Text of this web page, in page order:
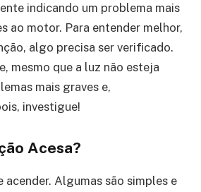
indicando um problema mais
ao motor. Para entender melhor,
algo precisa ser verificado.
mesmo que a luz não esteja
mais graves e,
investigue!
Acesa?
Algumas são simples e